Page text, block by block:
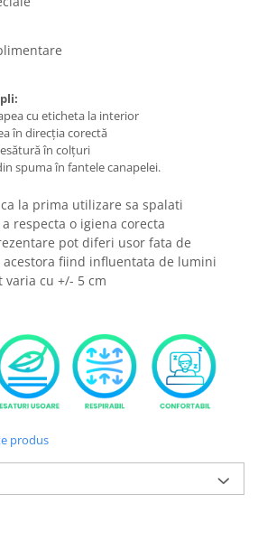
cu eticheta la interior
în direcția corectă
în colțuri
spuma în fantele canapelei.
la prima utilizare sa spalati
respecta o igiena corecta
pot diferi usor fata de
fiind influentata de lumini
cu +/- 5 cm
produs